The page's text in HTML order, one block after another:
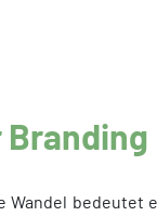
Branding
Wandel bedeutet